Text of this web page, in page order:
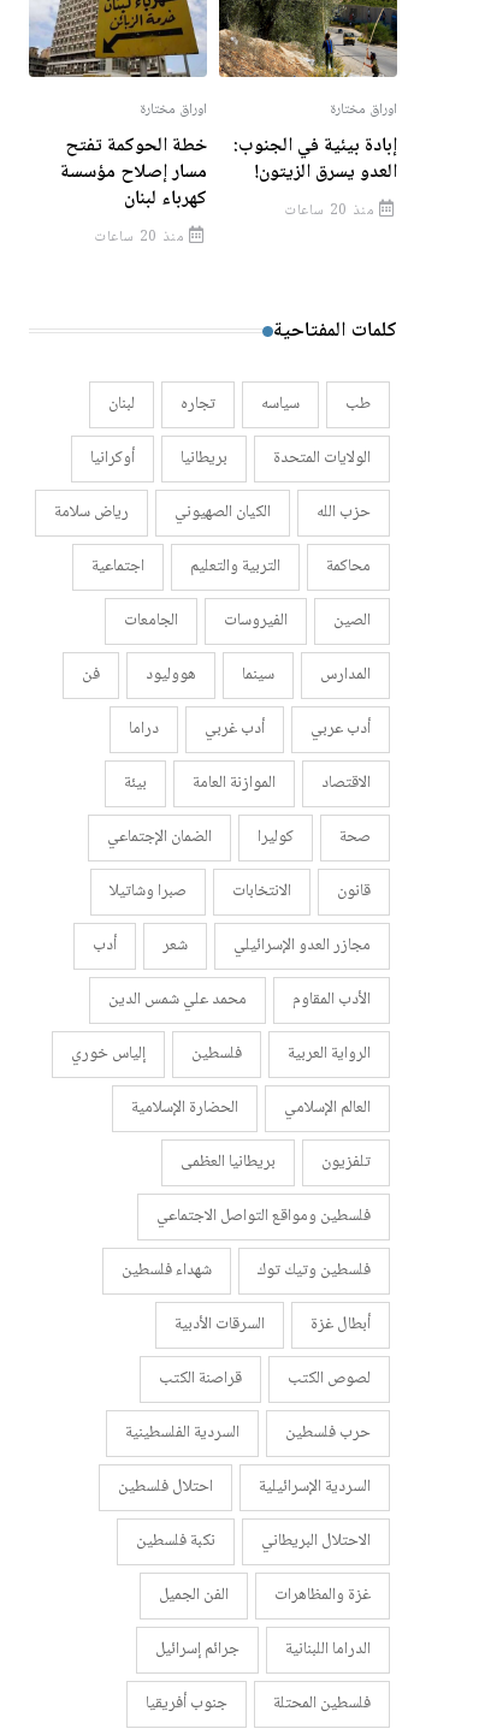
اوراق مختارة
إبادة بيئية في الجنوب:
العدو يسرق الزيتون!
منذ 20 ساعات
اوراق مختارة
خطة الحوكمة تفتح
مسار إصلاح مؤسسة
كهرباء لبنان
منذ 20 ساعات
كلمات المفتاحية
طب سياسه تجاره
لبنان
الولايات المتحدة
بريطانيا
أوكرانيا
حزب الله
الكيان الصهيوني
رياض سلامة
محاكمة
التربية والتعليم
اجتماعية
الصين
الفيروسات
الجامعات
المدارس
سينما هووليود
فن
أدب عربي
أدب غربي
دراما
الاقتصاد
الموازنة العامة
بيئة
صحة
كوليرا
الضمان الإجتماعي
قانون
الانتخابات
صبرا وشاتيلا
مجازر العدو الإسرائيلي
شعر
أدب
الأدب المقاوم
محمد علي شمس الدين
الرواية العربية
فلسطين
إلياس خوري
العالم الإسلامي
الحضارة الإسلامية
تلفزيون
بريطانيا العظمى
فلسطين ومواقع التواصل الاجتماعي
فلسطين وتيك توك
شهداء فلسطين
أبطال غزة
السرقات الأدبية
لصوص الكتب
قراصنة الكتب
حرب فلسطين
السردية الفلسطينية
السردية الإسرائيلية
احتلال فلسطين
الاحتلال البريطاني
نكبة فلسطين
غزة والمظاهرات
الفن الجميل
الدراما اللبنانية
جرائم إسرائيل
فلسطين المحتلة
جنوب أفريقيا